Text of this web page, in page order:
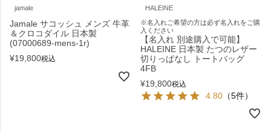
jamale
Jamale サコッシュ メンズ 牛革
＆クロコダイル 日本製
(07000689-mens-1r)
¥19,800税込
HALEINE
※名入れご希望の方は必ず名入れをご購
入ください
【名入れ 別途購入で可能】
HALEINE 日本製 たつのレザー
切りっぱなし トートバッグ
4FB
¥19,800税込
4.80 （5件）